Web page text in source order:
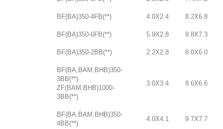
BF(BA)350-4FB(**) 4.0X2.4 8.2X6.8
BF(BA)350-6FB(**) 5.9X2.8 9.8X7.3
BF(BA)350-2BB(**) 2.2X2.8 8.0X6.0
BF(BA,BAM,BHB)350-
3BB(**)
ZF(BAM,BHB)1000-
3BB(**)
3.0X3.4 8.6X6.6
BF(BA,BAM,BHB)350-
4BB(**)
4.0X4.1 9.7X7.7